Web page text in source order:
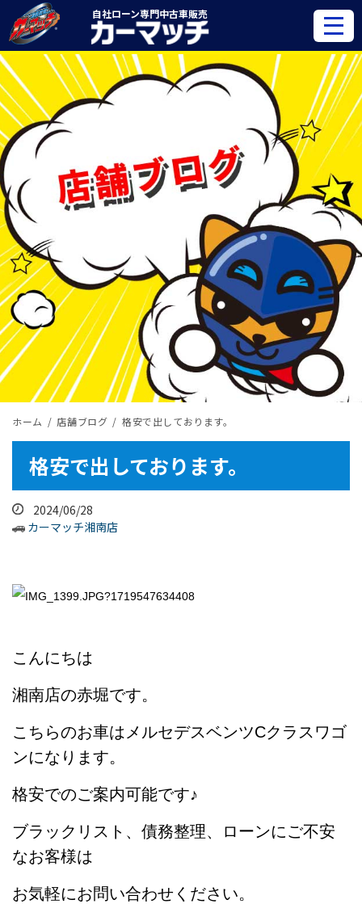
自社ローン専門中古車販売
ホーム 店舗ブログ 格安で出しております。
格安で出しております。
2024/06/28
カーマッチ湘南店
こんにちは
湘南店の赤堀です。
こちらのお車はメルセデスベンツCクラスワゴ
ンになります。
格安でのご案内可能です♪
ブラックリスト、債務整理、ローンにご不安
なお客様は
お気軽にお問い合わせください。